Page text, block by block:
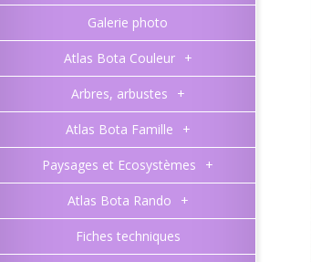
Galerie photo
Atlas Bota Couleur +
Arbres, arbustes +
Atlas Bota Famille +
Paysages et Ecosystèmes +
Atlas Bota Rando +
Fiches techniques